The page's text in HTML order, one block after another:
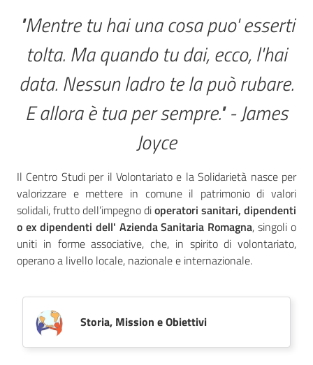
dei
Servizi
Dedicato
a...
Menu selezionato
Seguici
su
"Mentre tu hai una cosa puo' esserti
tolta. Ma quando tu dai, ecco, l'hai
data. Nessun ladro te la può rubare.
E allora è tua per sempre." - James
Joyce
Il Centro Studi per il Volontariato e la Solidarietà nasce per
valorizzare e mettere in comune il patrimonio di valori
solidali, frutto dell’impegno dioperatori sanitari, dipendenti
o ex dipendenti dell' Azienda Sanitaria Romagna, singoli o
uniti in forme associative, che, in spirito di volontariato,
operano a livello locale, nazionale e internazionale.
Storia, Mission e Obiettivi